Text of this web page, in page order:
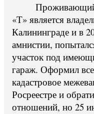
Проживающий в
«Т» является
Калининграде и в
амнистии,
участок под
гараж. Оформил
кадастровое
Росреестре и
отношений, но 25